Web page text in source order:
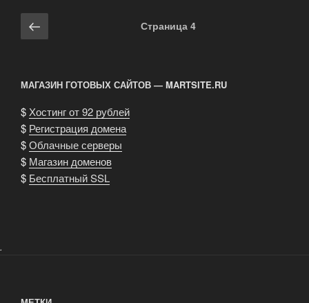
Навигация
по
Предыдущая
страница
Страница 4
МАГАЗИН ГОТОВЫХ САЙТОВ — MARTSITE.RU
$ Хостинг от 92 рублей
$ Регистрация домена
$Облачные серверы
$ Магазин доменов
$ Бесплатный SSL
.